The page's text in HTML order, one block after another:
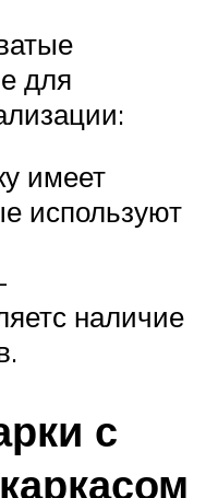
для
имеет
используют
наличие
с